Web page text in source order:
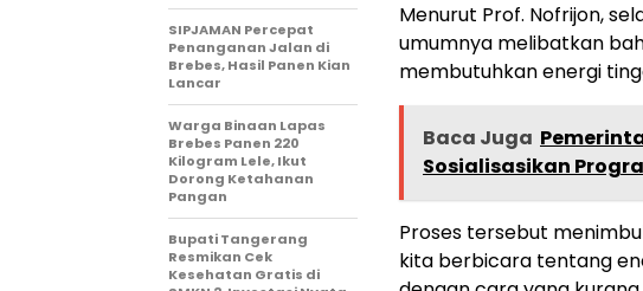
Menurut Prof. Nofrijon,
umumnya melibatkan
membutuhkan energi
Baca Juga
Sosialisasikan
Proses tersebut
kita berbicara tentang
SIPJAMAN Percepat
Penanganan Jalan di
Brebes, Hasil Panen Kian
Lancar
Warga Binaan Lapas
Brebes Panen 220
Kilogram Lele, Ikut
Dorong Ketahanan
Pangan
‎Bupati Tangerang
Resmikan Cek
Kesehatan Gratis di